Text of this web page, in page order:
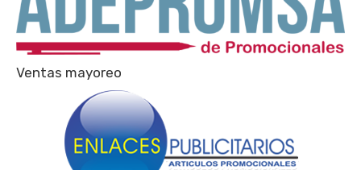
Ventas mayoreo